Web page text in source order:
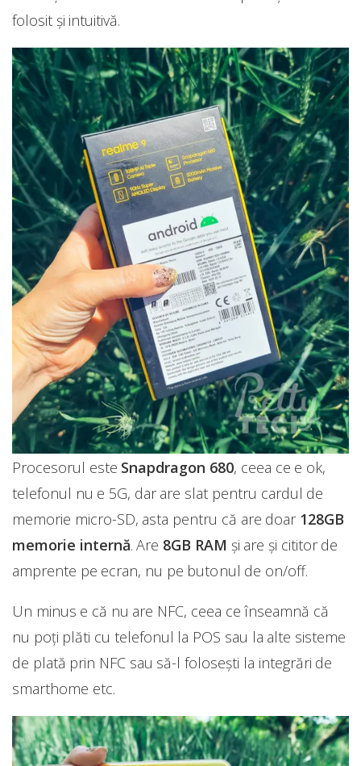
folosit și intuitivă.
Procesorul este Snapdragon 680, ceea ce e ok,
telefonul nu e 5G, dar are slat pentru cardul de
memorie micro-SD, asta pentru că are doar 128GB
memorie internă. Are 8GB RAM și are și cititor de
amprente pe ecran, nu pe butonul de on/off.
Un minus e că nu are NFC, ceea ce înseamnă că
nu poți plăti cu telefonul la POS sau la alte sisteme
de plată prin NFC sau să-l folosești la integrări de
smarthome etc.